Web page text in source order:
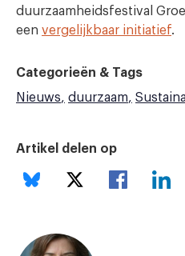
duurzaamheidsfestival
een vergelijkbaar initiatief.
Categorieën & Tags
Nieuws
duurzaam
Artikel delen op